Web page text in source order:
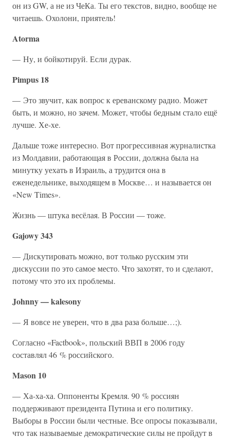
он из GW, а не из ЧеКа. Ты его текстов, видно, вообще не
читаешь. Охолони, приятель!
Atorma
— Ну, и бойкотируй. Если дурак.
Pimpus 18
— Это звучит, как вопрос к ереванскому радио. Может
быть, и можно, но зачем. Может, чтобы бедным стало ещё
лучше. Хе-хе.
Дальше тоже интересно. Вот прогрессивная журналистка
из Молдавии, работающая в России, должна была на
минутку уехать в Израиль, а трудится она в
еженедельнике, выходящем в Москве… и называется он
«New Times».
Жизнь — штука весёлая. В России — тоже.
Gajowy 343
— Дискутировать можно, вот только русским эти
дискуссии по это самое место. Что захотят, то и сделают,
потому что это их проблемы.
Johnny — kalesony
— Я вовсе не уверен, что в два раза больше…;).
Согласно «Factbook», польский ВВП в 2006 году
составлял 46 % российского.
Mason 10
— Ха-ха-ха. Оппоненты Кремля. 90 % россиян
поддерживают президента Путина и его политику.
Выборы в России были честные. Все опросы показывали,
что так называемые демократические силы не пройдут в